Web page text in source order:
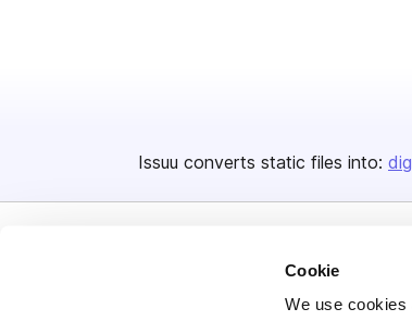
Cookie
We use cookies
Issuu converts static files into: